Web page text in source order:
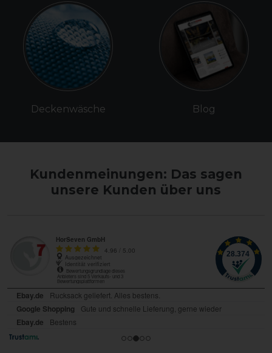
Deckenwäsche Blog
Kundenmeinungen: Das sagen
unsere Kunden über uns